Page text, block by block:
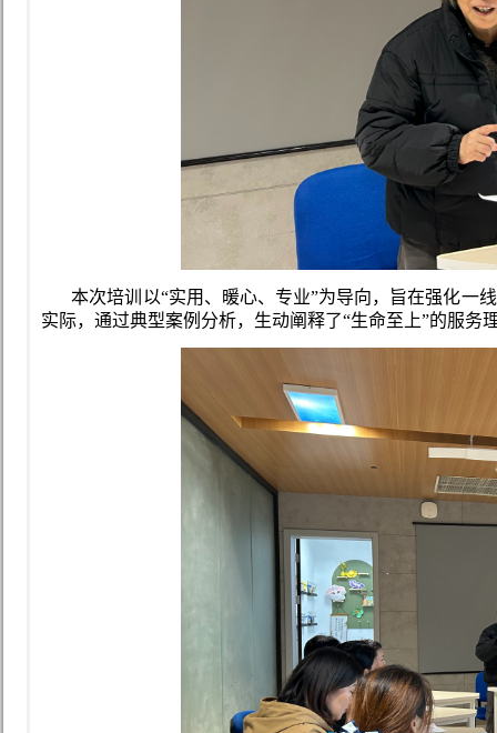
本次培训以“实用、暖心、专业”为导向，旨在强化一
实际，通过典型案例分析，生动阐释了“生命至上”的服